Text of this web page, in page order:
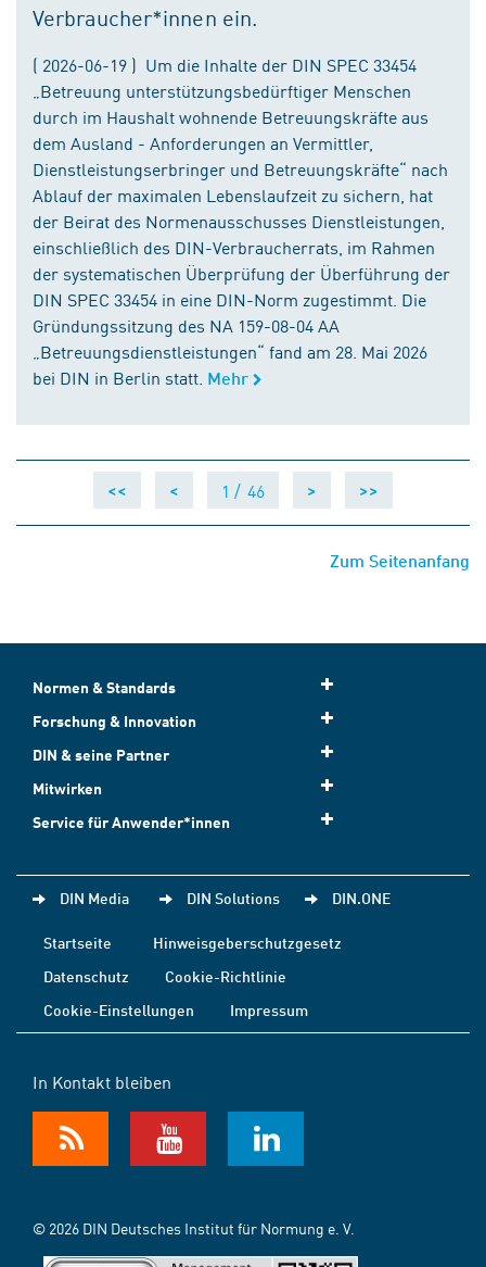
Verbraucher*innen ein.
( 2026-06-19 ) Um die Inhalte der DIN SPEC 33454
„Betreuung unterstützungsbedürftiger Menschen
durch im Haushalt wohnende Betreuungskräfte aus
dem Ausland - Anforderungen an Vermittler,
Dienstleistungserbringer und Betreuungskräfte“ nach
Ablauf der maximalen Lebenslaufzeit zu sichern, hat
der Beirat des Normenausschusses Dienstleistungen,
einschließlich des DIN-Verbraucherrats, im Rahmen
der systematischen Überprüfung der Überführung der
DIN SPEC 33454 in eine DIN-Norm zugestimmt. Die
Gründungssitzung des NA 159-08-04 AA
„Betreuungsdienstleistungen“ fand am 28. Mai 2026
bei DIN in Berlin statt. Mehr
<< < 1 / 46 > >>
Zum Seitenanfang
Normen & Standards
Forschung & Innovation
DIN & seine Partner
Mitwirken
Service für Anwender*innen
DIN Media DIN Solutions DIN.ONE
Startseite
Hinweisgeberschutzgesetz
Datenschutz
Cookie-Richtlinie
Cookie-Einstellungen
Impressum
In Kontakt bleiben
© 2026 DIN Deutsches Institut für Normung e. V.